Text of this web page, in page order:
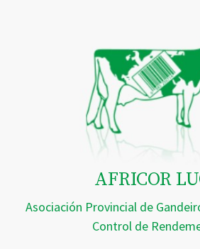
AFRICOR
Asociación Provincial de
Control de